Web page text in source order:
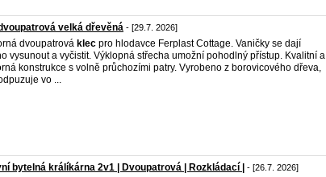
velká dřevěná - [29.7. 2026]
dvoupatrová klec pro hlodavce Ferplast Cottage. Vaničky se dají
vysunout a vyčistit. Výklopná střecha umožní pohodlný přístup. Kvalitní a
konstrukce s volně průchozími patry. Vyrobeno z borovicového dřeva,
vo ...
bytelná králíkárna 2v1 | Dvoupatrová | Rozkládací | - [26.7. 2026]